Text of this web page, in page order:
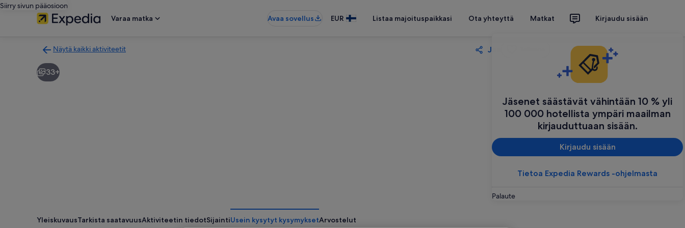
Siirry sivun pääosioon
Varaa matka
Avaa sovellus EUR Listaa majoituspaikkasi Ota yhteyttä Matkat Kirjaudu sisään
Jäsenet säästävät vähintään 10 % yli
100 000 hotellista ympäri maailman
kirjauduttuaan sisään.
Kirjaudu sisään
Tietoa Expedia Rewards -ohjelmasta
Palaute
Näytä kaikki aktiviteetit
aktiviteettien
hakutulossivulle
Jaa
33+
YleiskuvausTarkista saatavuusAktiviteetin tiedotSijaintiUsein kysytyt kysymyksetArvostelut